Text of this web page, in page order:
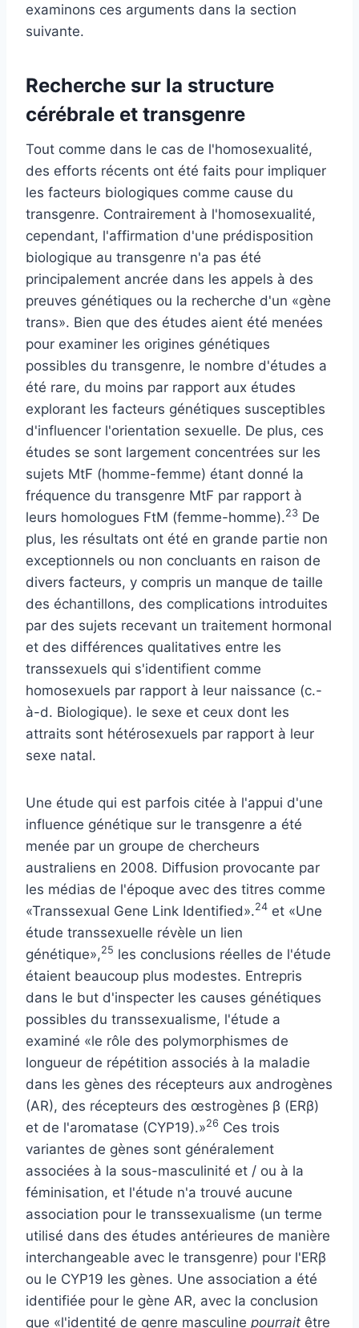
examinons ces arguments dans la section
suivante.
Recherche sur la structure
cérébrale et transgenre
Tout comme dans le cas de l'homosexualité,
des efforts récents ont été faits pour impliquer
les facteurs biologiques comme cause du
transgenre. Contrairement à l'homosexualité,
cependant, l'affirmation d'une prédisposition
biologique au transgenre n'a pas été
principalement ancrée dans les appels à des
preuves génétiques ou la recherche d'un «gène
trans». Bien que des études aient été menées
pour examiner les origines génétiques
possibles du transgenre, le nombre d'études a
été rare, du moins par rapport aux études
explorant les facteurs génétiques susceptibles
d'influencer l'orientation sexuelle. De plus, ces
études se sont largement concentrées sur les
sujets MtF (homme-femme) étant donné la
fréquence du transgenre MtF par rapport à
leurs homologues FtM (femme-homme).23 De
plus, les résultats ont été en grande partie non
exceptionnels ou non concluants en raison de
divers facteurs, y compris un manque de taille
des échantillons, des complications introduites
par des sujets recevant un traitement hormonal
et des différences qualitatives entre les
transsexuels qui s'identifient comme
homosexuels par rapport à leur naissance (c.-
à-d. Biologique). le sexe et ceux dont les
attraits sont hétérosexuels par rapport à leur
sexe natal.
Une étude qui est parfois citée à l'appui d'une
influence génétique sur le transgenre a été
menée par un groupe de chercheurs
australiens en 2008. Diffusion provocante par
les médias de l'époque avec des titres comme
«Transsexual Gene Link Identified».24 et «Une
étude transsexuelle révèle un lien
génétique»,25 les conclusions réelles de l'étude
étaient beaucoup plus modestes. Entrepris
dans le but d'inspecter les causes génétiques
possibles du transsexualisme, l'étude a
examiné «le rôle des polymorphismes de
longueur de répétition associés à la maladie
dans les gènes des récepteurs aux androgènes
(AR), des récepteurs des œstrogènes β (ERβ)
et de l'aromatase (CYP19).»26 Ces trois
variantes de gènes sont généralement
associées à la sous-masculinité et / ou à la
féminisation, et l'étude n'a trouvé aucune
association pour le transsexualisme (un terme
utilisé dans des études antérieures de manière
interchangeable avec le transgenre) pour l'ERβ
ou le CYP19 les gènes. Une association a été
identifiée pour le gène AR, avec la conclusion
que «l'identité de genre masculine pourrait être